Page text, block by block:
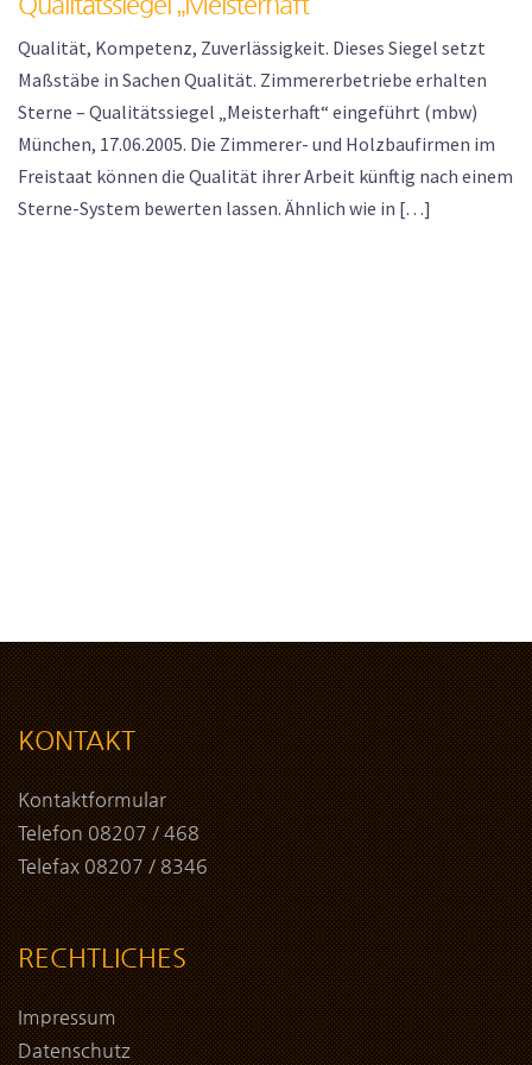
Qualität, Kompetenz, Zuverlässigkeit. Dieses Siegel setzt
Maßstäbe in Sachen Qualität. Zimmererbetriebe erhalten
Sterne – Qualitätssiegel „Meisterhaft“ eingeführt (mbw)
München, 17.06.2005. Die Zimmerer- und Holzbaufirmen im
Freistaat können die Qualität ihrer Arbeit künftig nach einem
Sterne-System bewerten lassen. Ähnlich wie in […]
KONTAKT
Kontaktformular
Telefon 08207 / 468
Telefax 08207 / 8346
RECHTLICHES
Impressum
Datenschutz